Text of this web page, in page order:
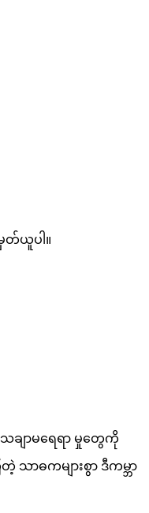
တ်ယူပါ။
ချာမရေရာ မှုတွေကို
ာဓကများစွာ ဒီကမ္ဘာ